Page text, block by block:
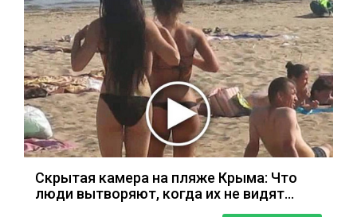
Скрытая камера на пляже Крыма: Что
люди вытворяют, когда их не видят...